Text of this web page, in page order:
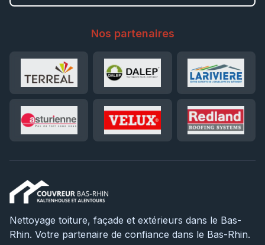
Nos partenaires
Nettoyage toiture, façade et extérieurs dans le Bas-
Rhin. Votre partenaire de confiance dans le Bas-Rhin.